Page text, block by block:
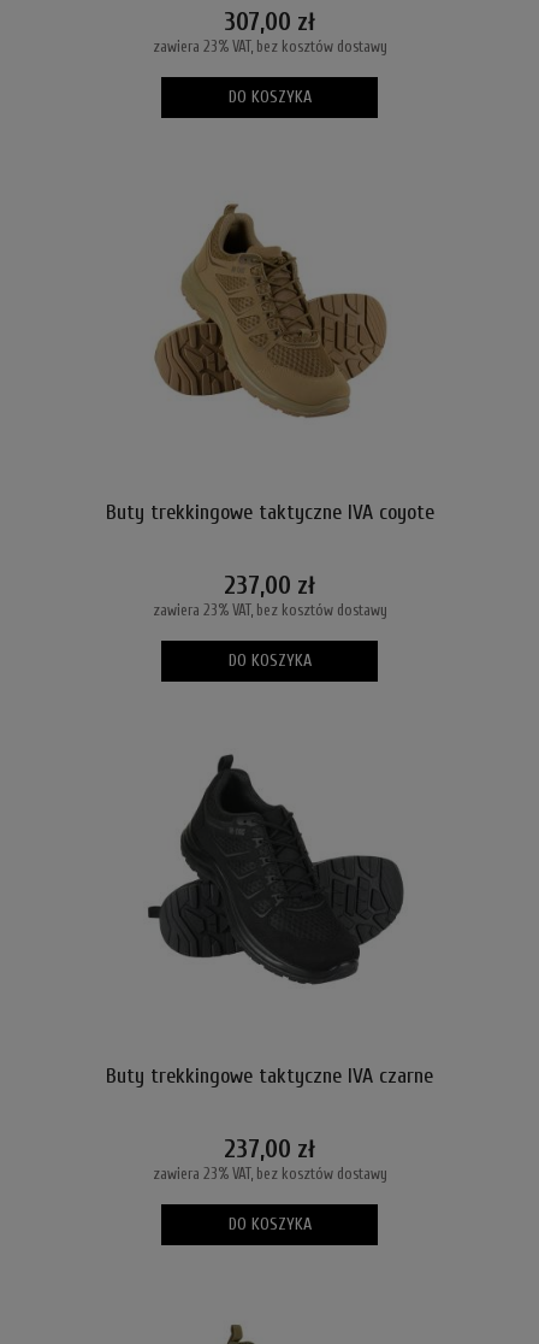
307,00 zł
zawiera 23% VAT, bez kosztów dostawy
DO KOSZYKA
Buty trekkingowe taktyczne IVA coyote
237,00 zł
zawiera 23% VAT, bez kosztów dostawy
DO KOSZYKA
Buty trekkingowe taktyczne IVA czarne
237,00 zł
zawiera 23% VAT, bez kosztów dostawy
DO KOSZYKA